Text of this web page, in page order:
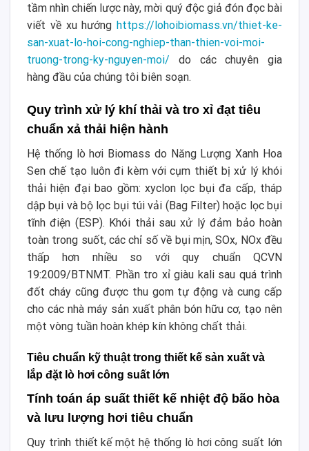
tầm nhìn chiến lược này, mời quý độc giả đón đọc bài
viết về xu hướng https://lohoibiomass.vn/thiet-ke-
san-xuat-lo-hoi-cong-nghiep-than-thien-voi-moi-
truong-trong-ky-nguyen-moi/ do các chuyên gia
hàng đầu của chúng tôi biên soạn.
Quy trình xử lý khí thải và tro xỉ đạt tiêu
chuẩn xả thải hiện hành
Hệ thống lò hơi Biomass do Năng Lượng Xanh Hoa
Sen chế tạo luôn đi kèm với cụm thiết bị xử lý khói
thải hiện đại bao gồm: xyclon lọc bụi đa cấp, tháp
dập bụi và bộ lọc bụi túi vải (Bag Filter) hoặc lọc bụi
tĩnh điện (ESP). Khói thải sau xử lý đảm bảo hoàn
toàn trong suốt, các chỉ số về bụi mịn, SOx, NOx đều
thấp hơn nhiều so với quy chuẩn QCVN
19:2009/BTNMT. Phần tro xỉ giàu kali sau quá trình
đốt cháy cũng được thu gom tự động và cung cấp
cho các nhà máy sản xuất phân bón hữu cơ, tạo nên
một vòng tuần hoàn khép kín không chất thải.
Tiêu chuẩn kỹ thuật trong thiết kế sản xuất và
lắp đặt lò hơi công suất lớn
Tính toán áp suất thiết kế nhiệt độ bão hòa
và lưu lượng hơi tiêu chuẩn
Quy trình thiết kế một hệ thống lò hơi công suất lớn